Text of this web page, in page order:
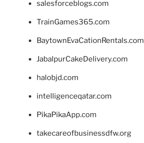
salesforceblogs.com
TrainGames365.com
BaytownEvaCationRentals.com
JabalpurCakeDelivery.com
halobjd.com
intelligenceqatar.com
PikaPikaApp.com
takecareofbusinessdfw.org